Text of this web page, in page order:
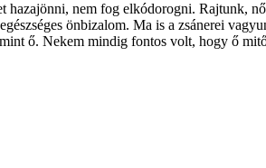
hazajönni, nem fog elkódorogni. Rajtunk,
önbizalom. Ma is a zsánerei
ő. Nekem mindig fontos volt, hogy ő